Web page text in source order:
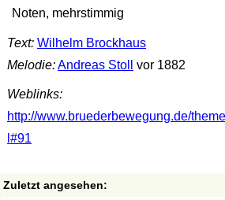
Noten, mehrstimmig
Text: Wilhelm Brockhaus
Melodie:Andreas Stoll vor 1882
Weblinks:
http://www.bruederbewegung.de/
l#91
Zuletzt angesehen: